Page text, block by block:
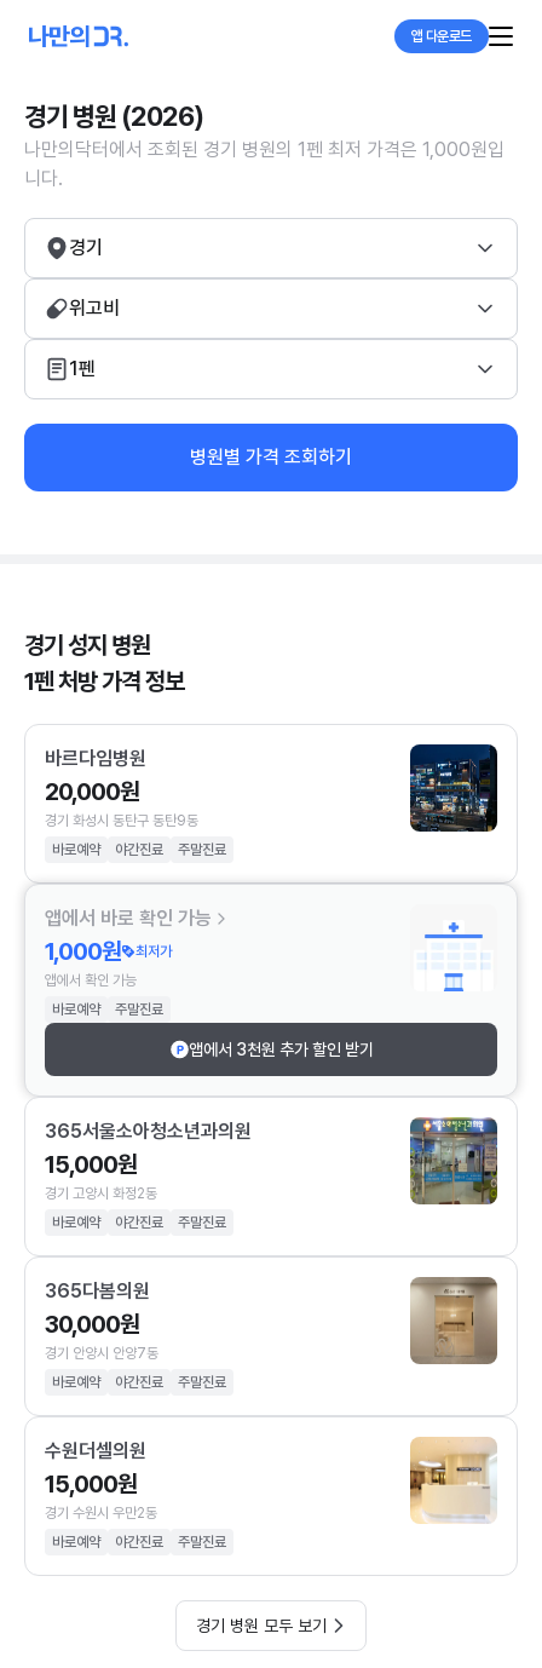
앱 다운로드
경기 병원 (2026)
나만의닥터에서 조회된 경기 병원의 1펜 최저 가격은 1,000원입
니다.
경기
위고비
1펜
병원별 가격 조회하기
경기 성지 병원
1펜 처방 가격 정보
바르다임병원
20,000원
경기 화성시 동탄구 동탄9동
바로예약
야간진료 주말진료
앱에서 바로 확인 가능
1,000원
최저가
앱에서 확인 가능
바로예약
주말진료
앱에서 3천원 추가 할인 받기
365서울소아청소년과의원
15,000원
경기 고양시 화정2동
바로예약
야간진료 주말진료
365다봄의원
30,000원
경기 안양시 안양7동
바로예약
야간진료 주말진료
수원더셀의원
15,000원
경기 수원시 우만2동
바로예약
야간진료 주말진료
경기 병원 모두 보기